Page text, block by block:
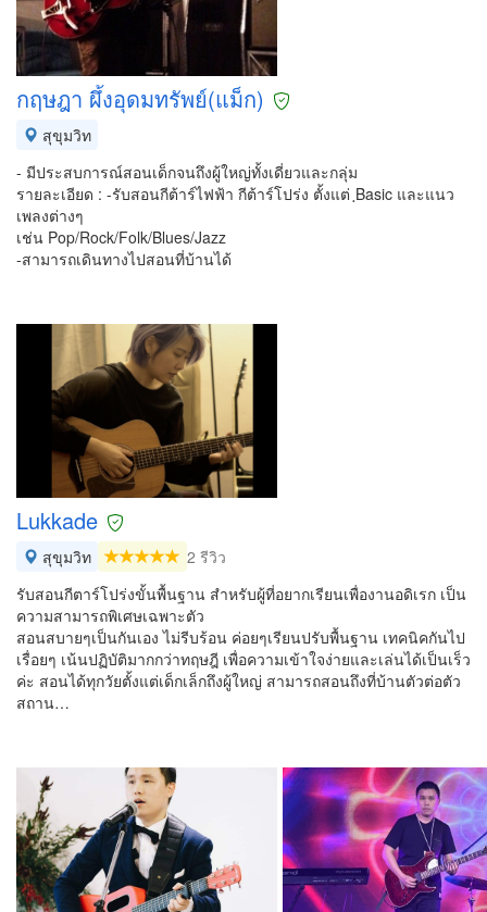
กฤษฎา ผึ้งอุดมทรัพย์(แม็ก)
สุขุมวิท
- มีประสบการณ์สอนเด็กจนถึงผู้ใหญ่ทั้งเดี่ยวและกลุ่ม
รายละเอียด : -รับสอนกีต้าร์ไฟฟ้า กีต้าร์โปร่ง ตั้งแต่ ฺBasic และแนว
เพลงต่างๆ
เช่น Pop/Rock/Folk/Blues/Jazz
-สามารถเดินทางไปสอนที่บ้านได้
Lukkade
สุขุมวิท
2 รีวิว
รับสอนกีตาร์โปร่งขั้นพื้นฐาน สำหรับผู้ที่อยากเรียนเพื่องานอดิเรก เป็น
ความสามารถพิเศษเฉพาะตัว
สอนสบายๆเป็นกันเอง ไม่รีบร้อน ค่อยๆเรียนปรับพื้นฐาน เทคนิคกันไป
เรื่อยๆ เน้นปฏิบัติมากกว่าทฤษฎี เพื่อความเข้าใจง่ายและเล่นได้เป็นเร็ว
ค่ะ สอนได้ทุกวัยตั้งแต่เด็กเล็กถึงผู้ใหญ่ สามารถสอนถึงที่บ้านตัวต่อตัว
สถาน…